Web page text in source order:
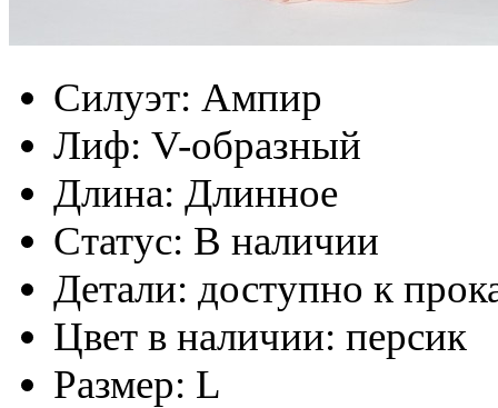
Силуэт: Ампир
Лиф: V-образный
Длина: Длинное
Статус: В наличии
Детали: доступно к
Цвет в наличии: персик
Размер: L